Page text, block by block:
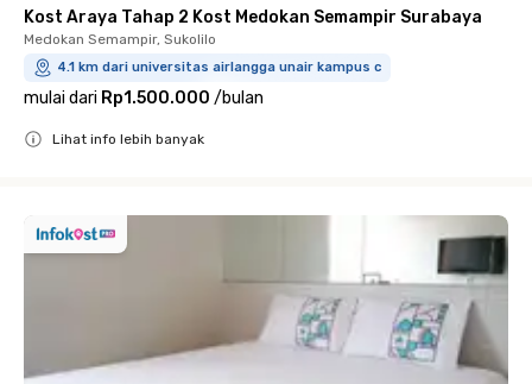
Kost Araya Tahap 2 Kost Medokan Semampir Surabaya
Medokan Semampir, Sukolilo
4.1 km dari universitas airlangga unair kampus c
mulai dari Rp1.500.000 /bulan
Lihat info lebih banyak